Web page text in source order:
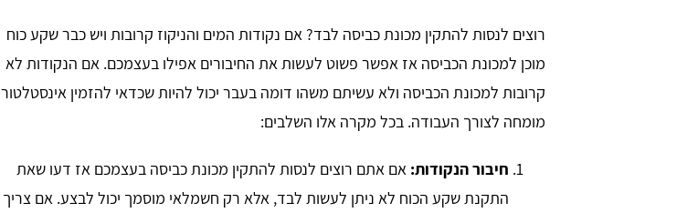
רוצים לנסות להתקין מכונת כביסה לבד? אם נקודות המים והניקוז קרובות ויש כבר שקע כוח
מוכן למכונת הכביסה אז אפשר פשוט לעשות את החיבורים אפילו בעצמכם. אם הנקודות לא
קרובות למכונת הכביסה ולא עשיתם משהו דומה בעבר יכול להיות שכדאי להזמין אינסטלטור
מומחה לצורך העבודה. בכל מקרה אלו השלבים:
חיבור הנקודות: אם אתם רוצים לנסות להתקין מכונת כביסה בעצמכם אז דעו שאת
התקנת שקע הכוח לא ניתן לעשות לבד, אלא רק חשמלאי מוסמך יכול לבצע. אם צריך